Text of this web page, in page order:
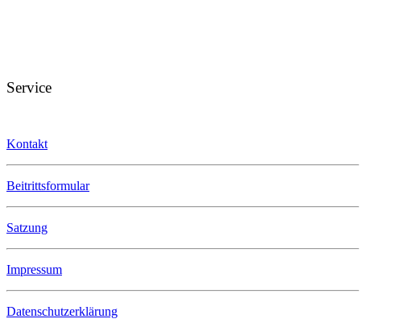
Service
Kontakt
Beitrittsformular
Satzung
Impressum
Datenschutzerklärung